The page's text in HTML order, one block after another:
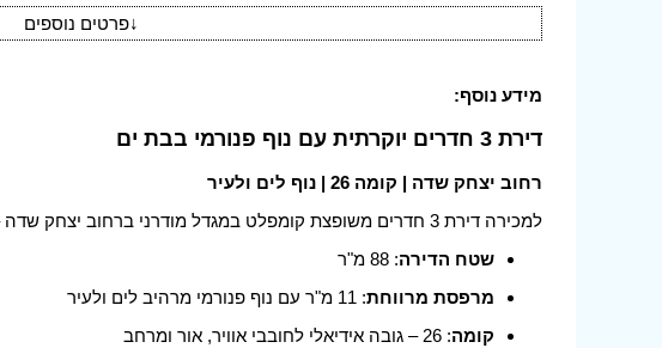
↓פרטים נוספים
מידע נוסף:
דירת 3 חדרים יוקרתית עם נוף פנורמי בבת ים
רחוב יצחק שדה | קומה 26 | נוף לים ולעיר
למכירה דירת 3 חדרים משופצת קומפלט במגדל מודרני ברחוב יצחק שדה – באחד האזורים המבוקשים ביותר בתל אביב!
שטח הדירה: 88 מ"ר
מרפסת מרווחת: 11 מ"ר עם נוף פנורמי מרהיב לים ולעיר
קומה: 26 – גובה אידיאלי לחובבי אוויר, אור ומרחב